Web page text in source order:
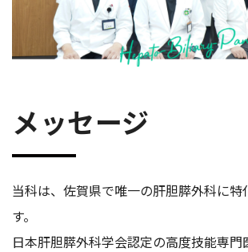
メッセージ
当科は、佐賀県で唯一の肝胆膵外科に特
す。
日本肝胆膵外科学会認定の高度技能専門